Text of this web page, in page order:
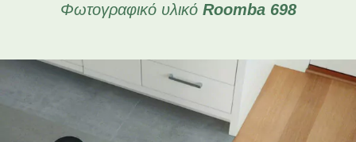
Φωτογραφικό υλικό Roomba 698